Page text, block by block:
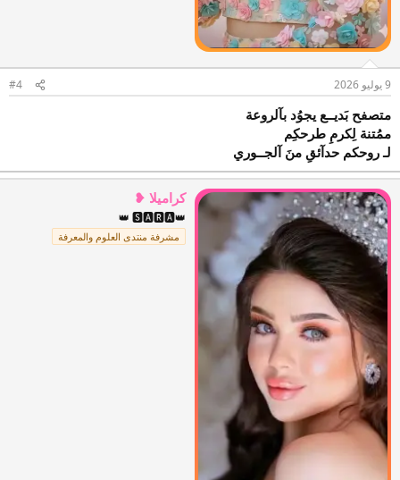
9 يوليو 2026 #4
متصفح بَديــع يجوُد بآلروعة
ممُتنة لِكرمِ طرحكِم
لـ روحكم حدآئقِ منَ آلجــوري
كراميلا ❥
👑 🆂🅰🆁🅰👑
مشرفة منتدى العلوم والمعرفة